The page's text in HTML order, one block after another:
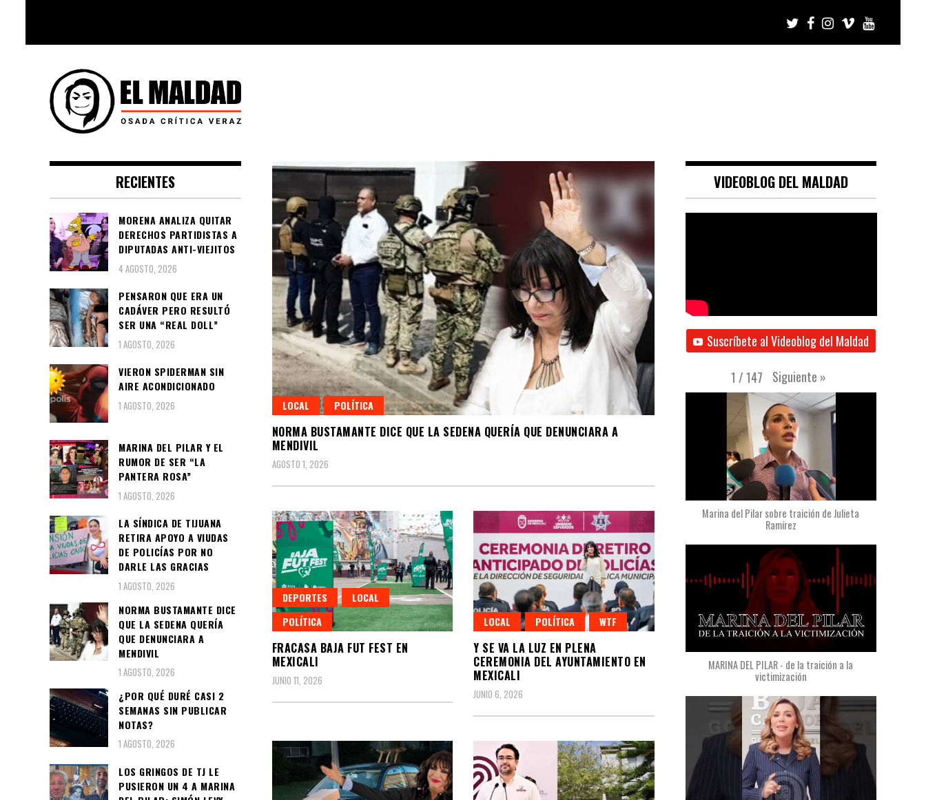
content
El Maldad
Música, Cine, TV, Series, Viral y
LOCAL POLÍTICA
NORMA BUSTAMANTE DICE QUE LA SEDENA QUERÍA QUE DENUNCIARA A
MENDIVIL
AGOSTO 1, 2026
DEPORTES
LOCAL
POLÍTICA
FRACASA BAJA FUT FEST EN
MEXICALI
JUNIO 11, 2026
LOCAL POLÍTICA WTF
Y SE VA LA LUZ EN PLENA
CEREMONIA DEL AYUNTAMIENTO EN
MEXICALI
JUNIO 6, 2026
RECIENTES
MORENA ANALIZA QUITAR
DERECHOS PARTIDISTAS A
DIPUTADAS ANTI-VIEJITOS
4 AGOSTO, 2026
PENSARON QUE ERA UN
CADÁVER PERO RESULTÓ
SER UNA “REAL DOLL”
1 AGOSTO, 2026
VIERON SPIDERMAN SIN
AIRE ACONDICIONADO
1 AGOSTO, 2026
MARINA DEL PILAR Y EL
RUMOR DE SER “LA
PANTERA ROSA”
1 AGOSTO, 2026
LA SÍNDICA DE TIJUANA
RETIRA APOYO A VIUDAS
DE POLICÍAS POR NO
DARLE LAS GRACIAS
1 AGOSTO, 2026
NORMA BUSTAMANTE DICE
QUE LA SEDENA QUERÍA
QUE DENUNCIARA A
MENDIVIL
1 AGOSTO, 2026
¿POR QUÉ DURÉ CASI 2
SEMANAS SIN PUBLICAR
NOTAS?
1 AGOSTO, 2026
LOS GRINGOS DE TJ LE
PUSIERON UN 4 A MARINA
VIDEOBLOG DEL MALDAD
Suscríbete al Videoblog del Maldad
1 / 147 Siguiente »
Marina del Pilar sobre traición de Julieta
Ramírez
MARINA DEL PILAR - de la traición a la
victimización